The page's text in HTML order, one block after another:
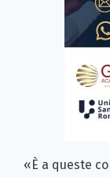
«È a queste